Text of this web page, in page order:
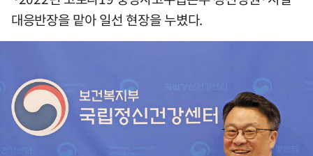
대응반장을 맡아 일선 현장을 누볐다.